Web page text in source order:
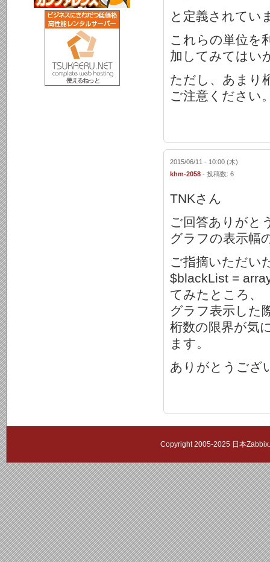
と定義されてい
これらの単位を
加してみてはい
ただし、あまり
ご注意ください
2015/06/11 - 10:00 (木)
khm-2058 - 投稿数: 6
TNKさん
ご回答ありがと
グラフの表示幅
ご指摘いただい
$blackList =
てみたところ、
グラフ表示した
桁数の限界が気
ます。
ありがとうござ
Copyright 2005-2025 日本